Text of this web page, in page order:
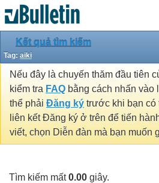
Kết quả tìm kiếm
Tag: aiki
Nếu đây là chuyến thăm đầu tiên
kiểm tra FAQ bằng cách nhấn vào
thể phải Đăng ký trước khi bạn có
liên kết Đăng ký ở trên để tiến
viết, chọn Diễn đàn mà bạn muốn
Tìm kiếm mất0.00 giây.